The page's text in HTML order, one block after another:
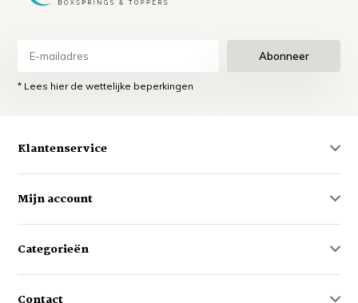
Abonneer
* Lees hier de wettelijke beperkingen
Klantenservice
Mijn account
Categorieën